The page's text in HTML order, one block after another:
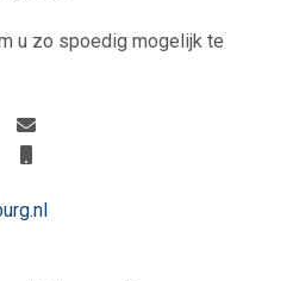
u zo spoedig mogelijk te